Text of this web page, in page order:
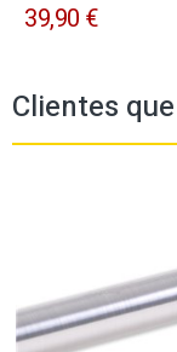
39,90 €
Clientes